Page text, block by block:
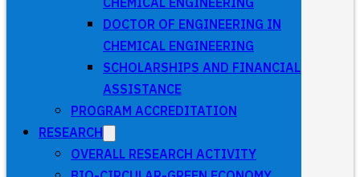
DOCTOR OF ENGINEERING IN
CHEMICAL ENGINEERING
SCHOLARSHIPS AND FINANCIAL
ASSISTANCE
PROGRAM ACCREDITATION
RESEARCH
OVERALL RESEARCH ACTIVITY